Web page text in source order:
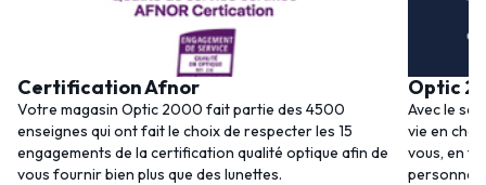
Certification Afnor
Votre magasin Optic 2000 fait partie des 4500
enseignes qui ont fait le choix de respecter les 15
engagements de la certification qualité optique afin de
vous fournir bien plus que des lunettes.
Optic
Avec le
vie en
vous, en